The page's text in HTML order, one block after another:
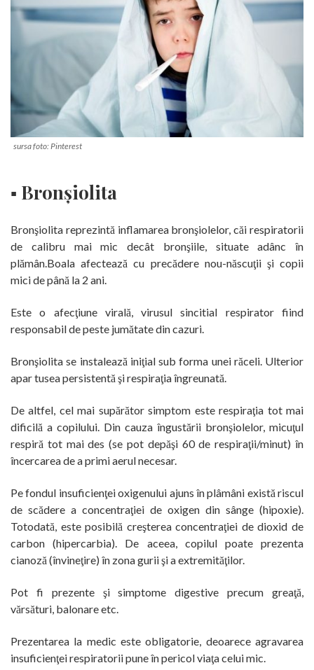
sursa foto: Pinterest
▪ Bronşiolita
Bronşiolita reprezintă inflamarea bronşiolelor, căi respiratorii
de calibru mai mic decât bronşiile, situate adânc în
plămân.Boala afectează cu precădere nou-născuţii şi copii
mici de până la 2 ani.
Este o afecţiune virală, virusul sincitial respirator fiind
responsabil de peste jumătate din cazuri.
Bronşiolita se instalează iniţial sub forma unei răceli. Ulterior
apar tusea persistentă şi respiraţia îngreunată.
De altfel, cel mai supărător simptom este respiraţia tot mai
dificilă a copilului. Din cauza îngustării bronşiolelor, micuţul
respiră tot mai des (se pot depăşi 60 de respiraţii/minut) în
încercarea de a primi aerul necesar.
Pe fondul insuficienţei oxigenului ajuns în plâmâni există riscul
de scădere a concentraţiei de oxigen din sânge (hipoxie).
Totodată, este posibilă creşterea concentraţiei de dioxid de
carbon (hipercarbia). De aceea, copilul poate prezenta
cianoză (învineţire) în zona gurii şi a extremităţilor.
Pot fi prezente şi simptome digestive precum greaţă,
vărsături, balonare etc.
Prezentarea la medic este obligatorie, deoarece agravarea
insuficienţei respiratorii pune în pericol viaţa celui mic.